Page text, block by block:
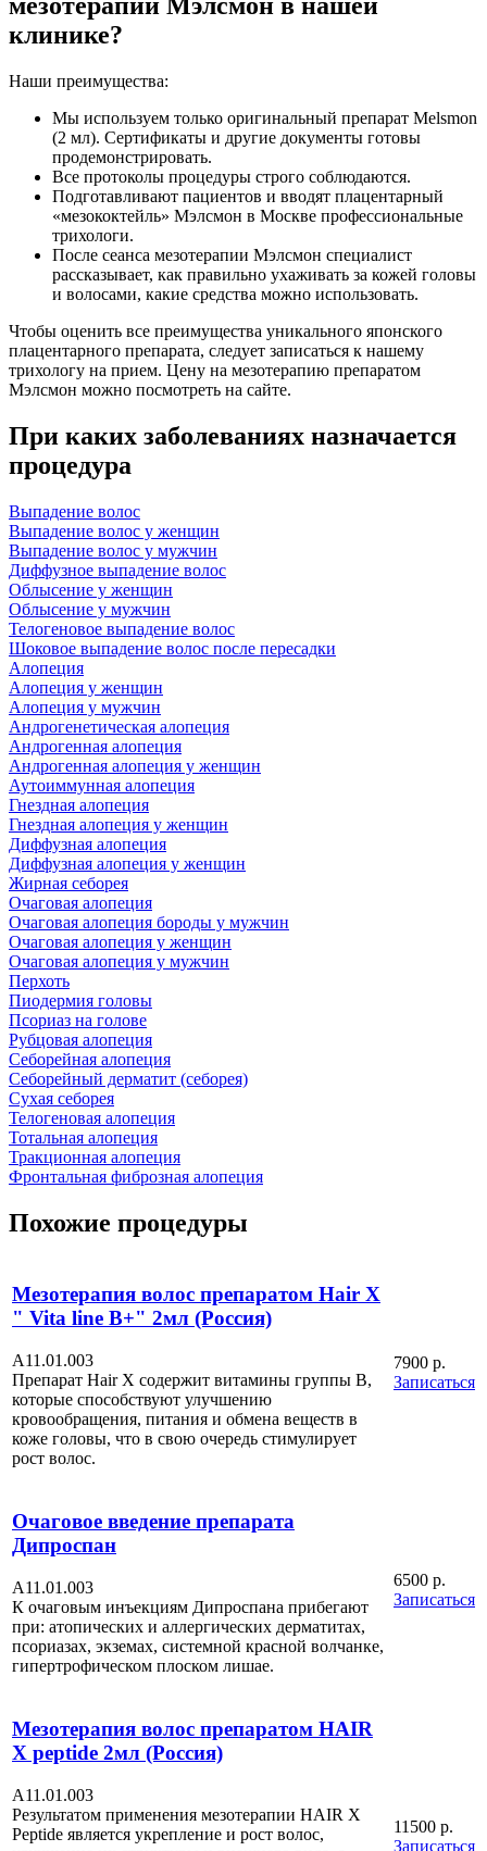
клинике?
Наши преимущества:
Мы используем только оригинальный препарат Melsmon
(2 мл). Сертификаты и другие документы готовы
продемонстрировать.
Все протоколы процедуры строго соблюдаются.
Подготавливают пациентов и вводят плацентарный
«мезококтейль» Мэлсмон в Москве профессиональные
трихологи.
После сеанса мезотерапии Мэлсмон специалист
рассказывает, как правильно ухаживать за кожей головы
и волосами, какие средства можно использовать.
Чтобы оценить все преимущества уникального японского
плацентарного препарата, следует записаться к нашему
трихологу на прием. Цену на мезотерапию препаратом
Мэлсмон можно посмотреть на сайте.
При каких заболеваниях назначается
процедура
Выпадение волос
Выпадение волос у женщин
Выпадение волос у мужчин
Диффузное выпадение волос
Облысение у женщин
Облысение у мужчин
Телогеновое выпадение волос
Шоковое выпадение волос после пересадки
Алопеция
Алопеция у женщин
Алопеция у мужчин
Андрогенетическая алопеция
Андрогенная алопеция
Андрогенная алопеция у женщин
Аутоиммунная алопеция
Гнездная алопеция
Гнездная алопеция у женщин
Диффузная алопеция
Диффузная алопеция у женщин
Жирная себорея
Очаговая алопеция
Очаговая алопеция бороды у мужчин
Очаговая алопеция у женщин
Очаговая алопеция у мужчин
Перхоть
Пиодермия головы
Псориаз на голове
Рубцовая алопеция
Себорейная алопеция
Себорейный дерматит (себорея)
Сухая себорея
Телогеновая алопеция
Тотальная алопеция
Тракционная алопеция
Фронтальная фиброзная алопеция
Похожие процедуры
Мезотерапия волос препаратом Hair X
" Vita line B+" 2мл (Россия)
А11.01.003
Препарат Hair X содержит витамины группы В,
которые способствуют улучшению
кровообращения, питания и обмена веществ в
коже головы, что в свою очередь стимулирует
рост волос.
7900 р.
Записаться
Очаговое введение препарата
Дипроспан
А11.01.003
К очаговым инъекциям Дипроспана прибегают
при: атопических и аллергических дерматитах,
псориазах, экземах, системной красной волчанке,
гипертрофическом плоском лишае.
6500 р.
Записаться
Мезотерапия волос препаратом HAIR
X peptide 2мл (Россия)
А11.01.003
Результатом применения мезотерапии HAIR X
Peptide является укрепление и рост волос,
11500 р.
Записаться